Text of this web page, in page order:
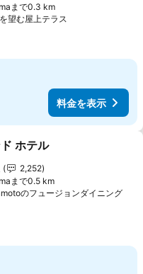
まで0.3 km
望む屋上テラス
料金を表示
入りに追加
ホテル
ク
2,252
まで0.5 km
のフュージョンダイニング